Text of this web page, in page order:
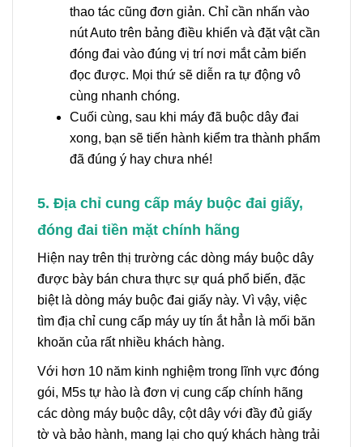
thao tác cũng đơn giản. Chỉ cần nhấn vào
nút Auto trên bảng điều khiển và đặt vật cần
đóng đai vào đúng vị trí nơi mắt cảm biến
đọc được. Mọi thứ sẽ diễn ra tự động vô
cùng nhanh chóng.
Cuối cùng, sau khi máy đã buộc dây đai
xong, bạn sẽ tiến hành kiểm tra thành phẩm
đã đúng ý hay chưa nhé!
5. Địa chỉ cung cấp máy buộc đai giấy,
đóng đai tiền mặt chính hãng
Hiện nay trên thị trường các dòng máy buộc dây
được bày bán chưa thực sự quá phổ biến, đặc
biệt là dòng máy buộc đai giấy này. Vì vậy, việc
tìm địa chỉ cung cấp máy uy tín ắt hẳn là mối băn
khoăn của rất nhiều khách hàng.
Với hơn 10 năm kinh nghiệm trong lĩnh vực đóng
gói, M5s tự hào là đơn vị cung cấp chính hãng
các dòng máy buộc dây, cột dây với đầy đủ giấy
tờ và bảo hành, mang lại cho quý khách hàng trải